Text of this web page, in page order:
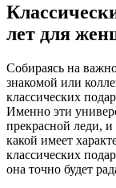
лет для
Собираясь на
знакомой или
классических
Именно эти
прекрасной леди,
какой имеет
классических
она точно будет